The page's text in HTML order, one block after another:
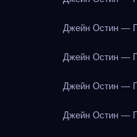
Джейн Остин —
Джейн Остин —
Джейн Остин —
Джейн Остин —